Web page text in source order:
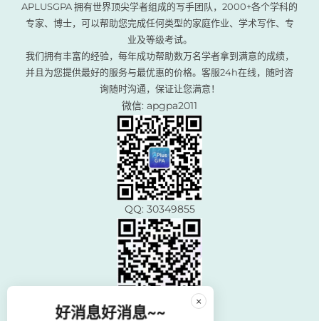
APLUSGPA 拥有世界顶尖学者组成的写手团队，2000+各个学科的
专家、博士，可以帮助您完成任何类型的家庭作业、学术写作、专
业及等级考试。
我们拥有丰富的经验，每年成功帮助数万名学者拿到满意的成绩，
并且为您提供最好的服务与最优惠的价格。客服24h在线，随时咨
询随时沟通，保证让您满意！
微信: apgpa2011
QQ: 30349855
好消息好消息~~
×